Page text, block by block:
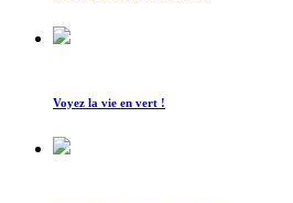
Voyez la vie en vert !